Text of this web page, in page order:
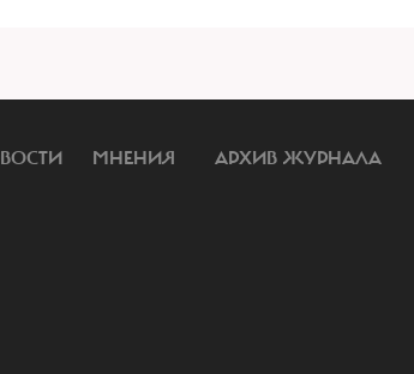
МНЕНИЯ АРХИВ ЖУРНАЛА